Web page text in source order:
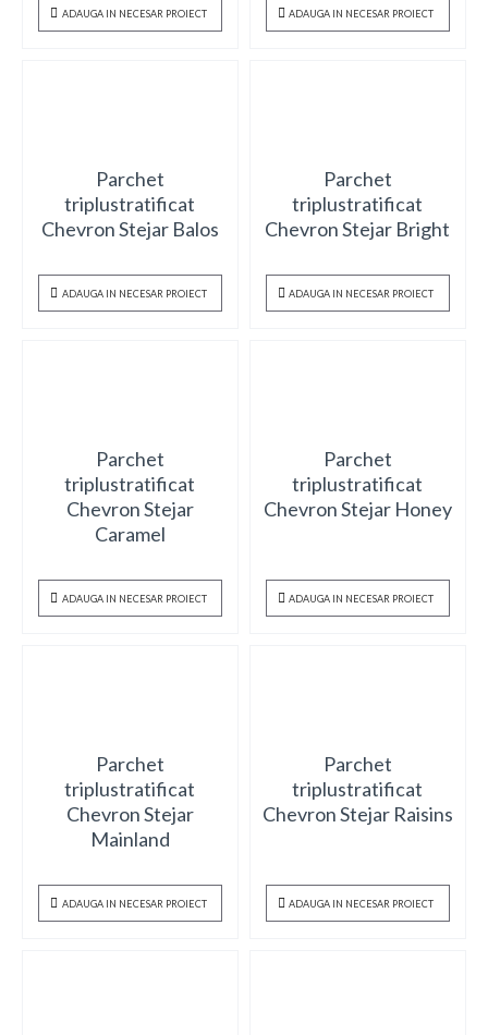
ADAUGA IN NECESAR PROIECT ADAUGA IN NECESAR PROIECT
Parchet
triplustratificat
Chevron Stejar Balos
ADAUGA IN NECESAR PROIECT
Parchet
triplustratificat
Chevron Stejar Bright
ADAUGA IN NECESAR PROIECT
Parchet
triplustratificat
Chevron Stejar
Caramel
ADAUGA IN NECESAR PROIECT
Parchet
triplustratificat
Chevron Stejar Honey
ADAUGA IN NECESAR PROIECT
Parchet
triplustratificat
Chevron Stejar
Mainland
ADAUGA IN NECESAR PROIECT
Parchet
triplustratificat
Chevron Stejar Raisins
ADAUGA IN NECESAR PROIECT